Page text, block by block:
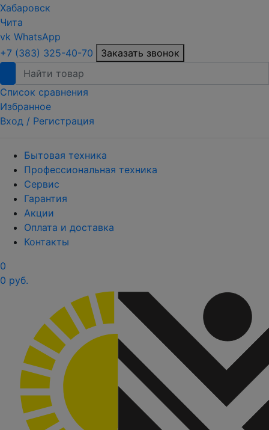
Хабаровск
Чита
vk WhatsApp
+7 (383) 325-40-70
Заказать звонок
Список сравнения
Избранное
Вход / Регистрация
Бытовая техника
Профессиональная техника
Сервис
Гарантия
Акции
Оплата и доставка
Контакты
0
0 руб.